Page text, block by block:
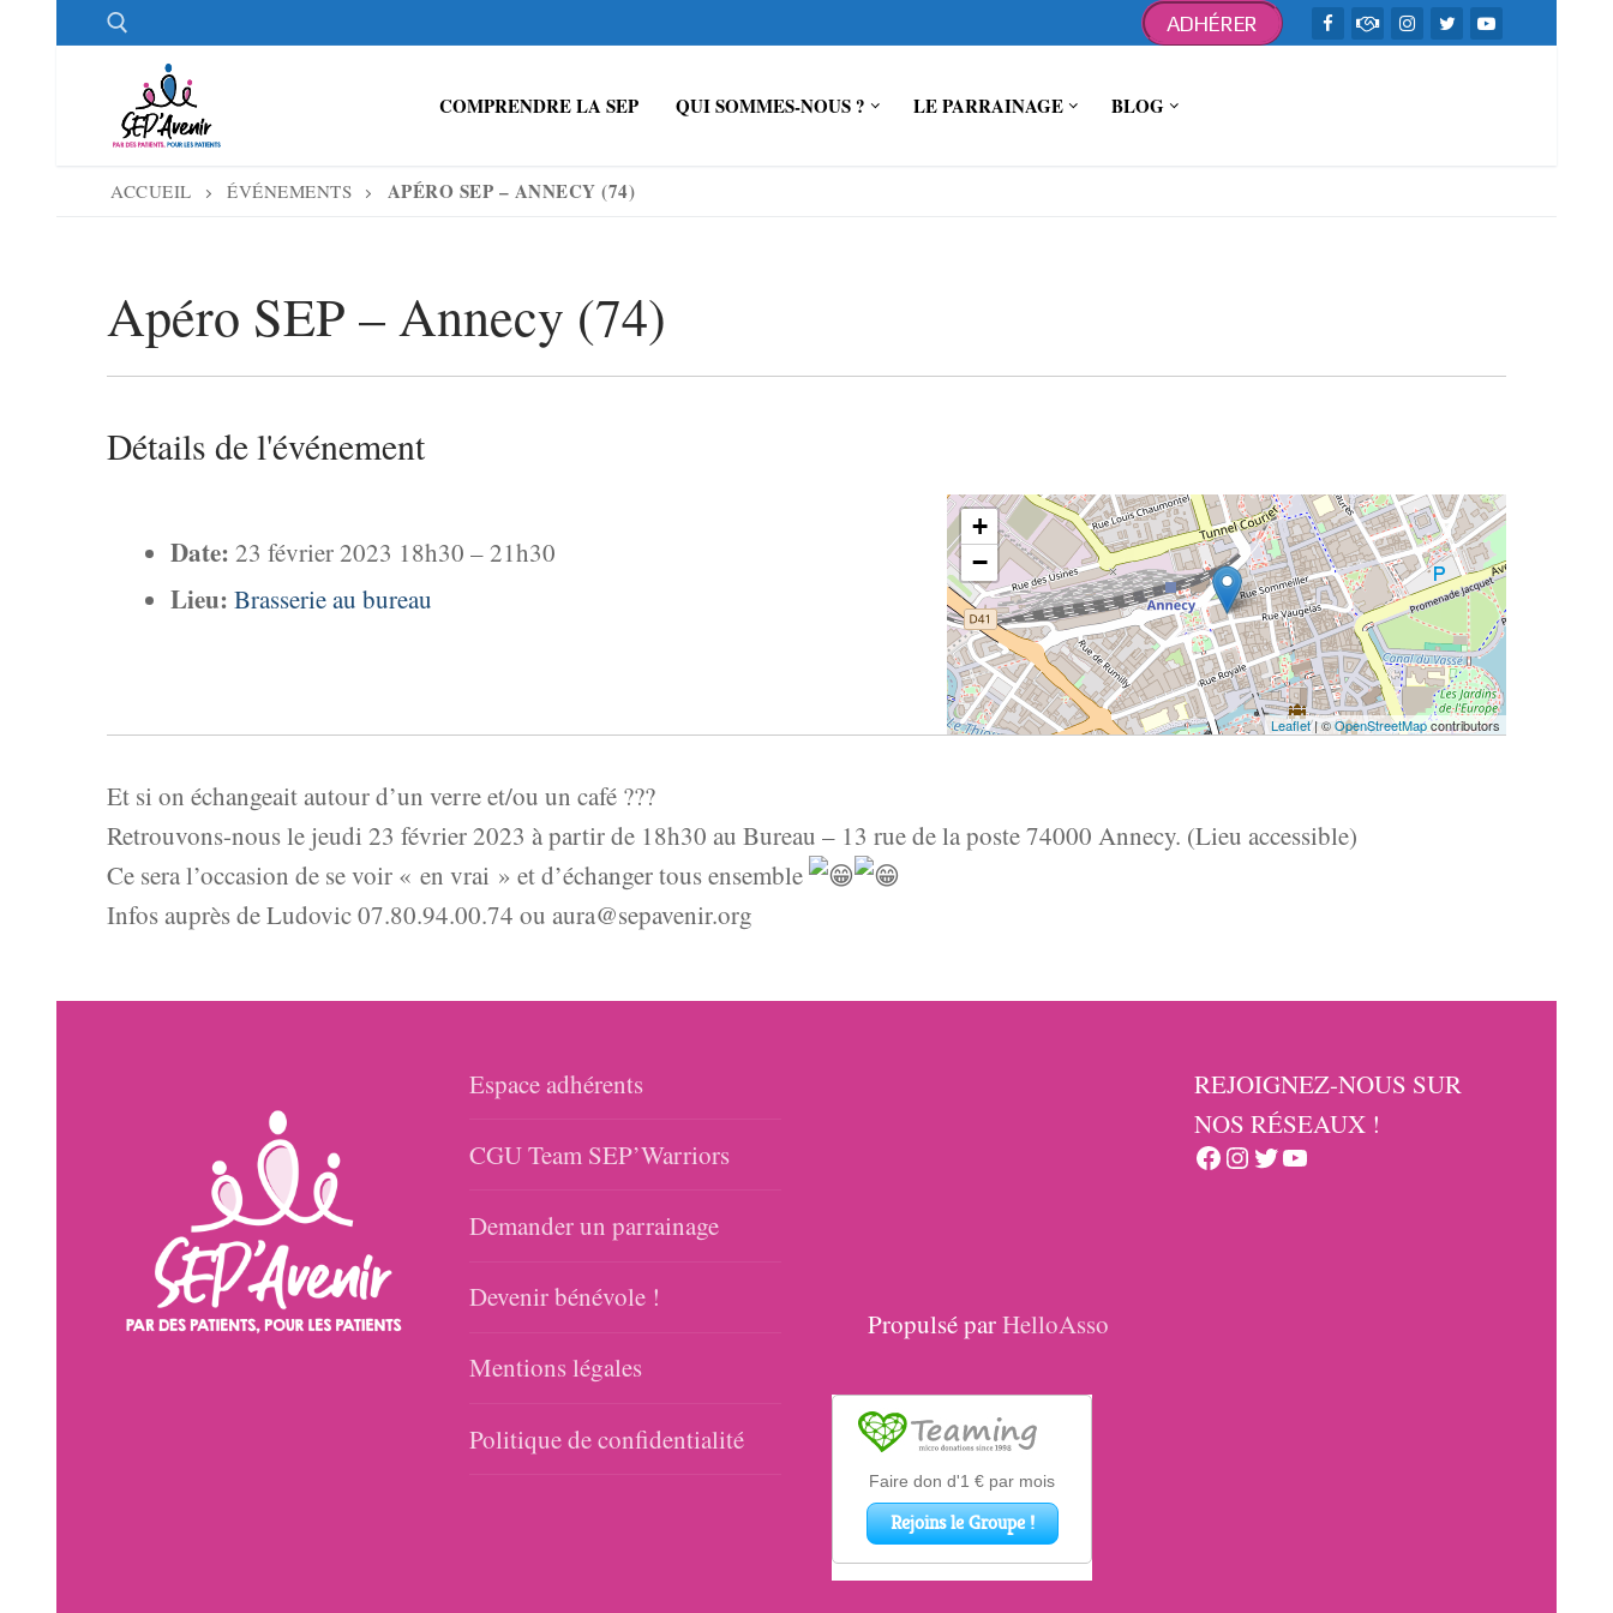
Rechercher :
ADHÉRER
COMPRENDRE LA SEP QUI SOMMES-NOUS ? LE PARRAINAGE BLOG
ACCUEIL ÉVÉNEMENTS APÉRO SEP – ANNECY (74)
Apéro SEP – Annecy (74)
Détails de l'événement
Date: 23 février 2023 18h30 –21h30
Lieu: Brasserie au bureau
+
−
Leaflet| ©OpenStreetMapcontributors
Et si on échangeait autour d’un verre et/ou un café ???
Retrouvons-nous le jeudi 23 février 2023 à partir de 18h30 au Bureau – 13 rue de la poste 74000 Annecy. (Lieu accessible)
Ce sera l’occasion de se voir « en vrai » et d’échanger tous ensemble
Infos auprès de Ludovic 07.80.94.00.74 ou aura@sepavenir.org
Espace adhérents
CGU Team SEP’Warriors
Demander un parrainage
Devenir bénévole !
Mentions légales
Politique de confidentialité
Propulsé parHelloAsso
REJOIGNEZ-NOUS SUR
NOS RÉSEAUX !
Facebook
Instagram
TwitterYouTube